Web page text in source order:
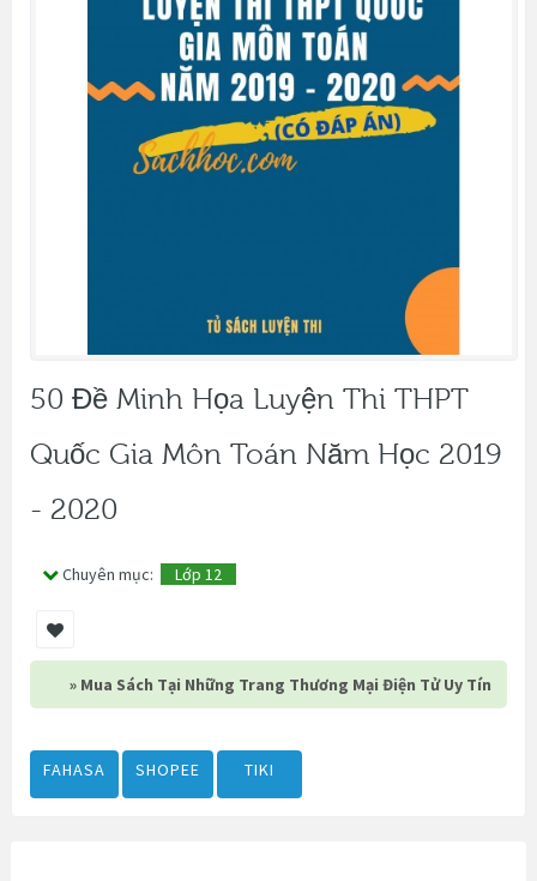
50 Đề Minh Họa Luyện Thi THPT
Quốc Gia Môn Toán Năm Học 2019
- 2020
Chuyên mục: Lớp 12
» Mua Sách Tại Những Trang Thương Mại Điện Tử Uy Tín
FAHASA SHOPEE TIKI